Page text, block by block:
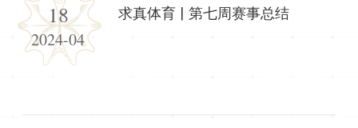
18
2024-04
求真体育 | 第七周赛事总结